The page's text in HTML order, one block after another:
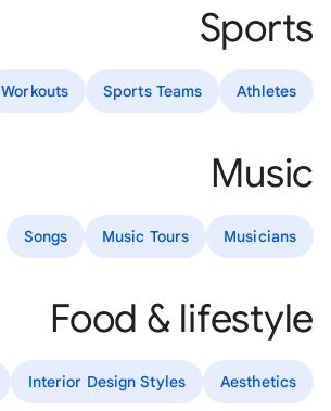
Sports
Athletes
Sports Teams
Workouts
Music
Musicians
Music Tours
Songs
Food & lifestyle
Aesthetics
Interior Design Styles